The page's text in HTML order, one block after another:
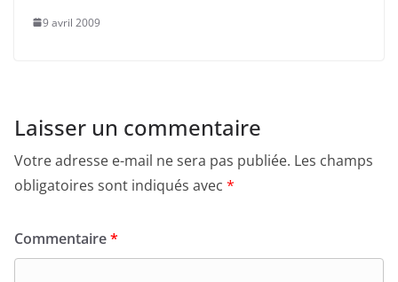
9 avril 2009
Laisser un commentaire
Votre adresse e-mail ne sera pas publiée. Les champs
obligatoires sont indiqués avec *
Commentaire*